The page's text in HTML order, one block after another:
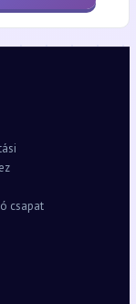
csapat